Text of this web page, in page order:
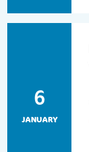
6
JANUARY